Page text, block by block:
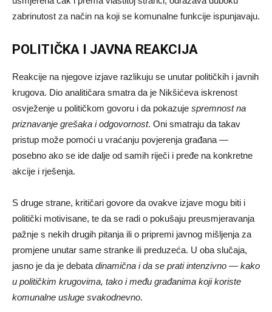
zabrinutost za način na koji se komunalne funkcije ispunjavaju.
POLITIČKA I JAVNA REAKCIJA
Reakcije na njegove izjave razlikuju se unutar političkih i javnih
krugova. Dio analitičara smatra da je Nikšićeva iskrenost
osvježenje u političkom govoru i da pokazuje spremnost na
priznavanje grešaka i odgovornost. Oni smatraju da takav
pristup može pomoći u vraćanju povjerenja građana —
posebno ako se ide dalje od samih riječi i pređe na konkretne
akcije i rješenja.
S druge strane, kritičari govore da ovakve izjave mogu biti i
politički motivisane, te da se radi o pokušaju preusmjeravanja
pažnje s nekih drugih pitanja ili o pripremi javnog mišljenja za
promjene unutar same stranke ili preduzeća. U oba slučaja,
jasno je da je debata dinamična i da se prati intenzivno — kako
u političkim krugovima, tako i među građanima koji koriste
komunalne usluge svakodnevno.